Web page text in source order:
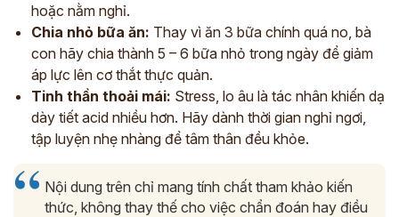
hoặc nằm nghỉ.
Chia nhỏ bữa ăn: Thay vì ăn 3 bữa chính quá no, bà
con hãy chia thành 5 – 6 bữa nhỏ trong ngày để giảm
áp lực lên cơ thắt thực quản.
Tinh thần thoải mái: Stress, lo âu là tác nhân khiến dạ
dày tiết acid nhiều hơn. Hãy dành thời gian nghỉ ngơi,
tập luyện nhẹ nhàng để tâm thân đều khỏe.
Nội dung trên chỉ mang tính chất tham khảo kiến
thức, không thay thế cho việc chẩn đoán hay điều
CÙNG CHUYÊN GIA Y HỌC CỔ TRUYỀN
*
*
ĐĂNG KÝ TƯ VẤN »